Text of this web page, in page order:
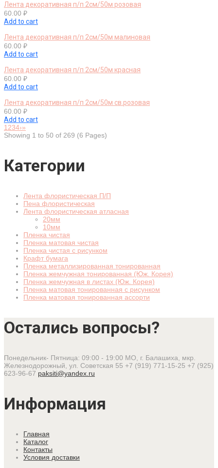
Лента декоративная п/п 2см/50м розовая
60.00 ₽
Add to cart
Лента декоративная п/п 2см/50м малиновая
60.00 ₽
Add to cart
Лента декоративная п/п 2см/50м красная
60.00 ₽
Add to cart
Лента декоративная п/п 2см/50м св.розовая
60.00 ₽
Add to cart
1234›»
Showing 1 to 50 of 269 (6 Pages)
Категории
Лента флористическая П/П
Пена флористическая
Лента флористическая атласная
20мм
10мм
Пленка чистая
Пленка матовая чистая
Пленка чистая с рисунком
Крафт бумага
Пленка металлизированная тонированная
Пленка жемчужная тонированная (Юж. Корея)
Пленка жемчужная в листах (Юж. Корея)
Пленка матовая тонированная с рисунком
Пленка матовая тонированная ассорти
Остались вопросы?
Понедельник- Пятница: 09:00 - 19:00 МО, г. Балашиха, мкр.
Железнодорожный, ул. Советская 55 +7 (919) 771-15-25 +7 (925)
623-96-67 paksiti@yandex.ru
Информация
Главная
Каталог
Контакты
Условия доставки